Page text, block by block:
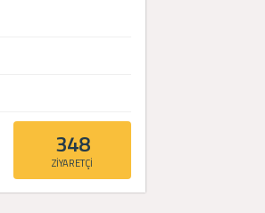
348
ZİYARETÇİ